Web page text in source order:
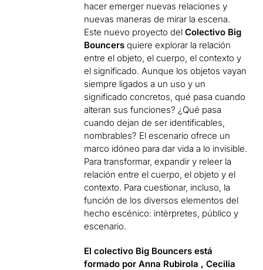
hacer emerger nuevas relaciones y
nuevas maneras de mirar la escena.
Este nuevo proyecto delColectivo Big
Bouncers quiere explorar la relación
entre el objeto, el cuerpo, el contexto y
el significado. Aunque los objetos vayan
siempre ligados a un uso y un
significado concretos, qué pasa cuando
alteran sus funciones? ¿Qué pasa
cuando dejan de ser identificables,
nombrables? El escenario ofrece un
marco idóneo para dar vida a lo invisible.
Para transformar, expandir y releer la
relación entre el cuerpo, el objeto y el
contexto. Para cuestionar, incluso, la
función de los diversos elementos del
hecho escénico: intérpretes, público y
escenario.
El colectivo Big Bouncersestá
formado por Anna Rubirola , Cecilia